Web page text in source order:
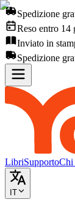
Spedizione
Reso entro 14
Inviato in
Spedizione
LibriSupportoChi
IT